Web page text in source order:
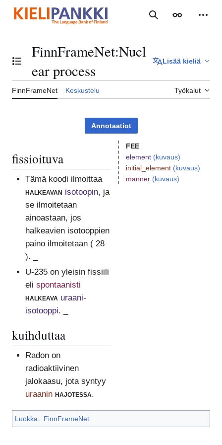
sisältöön
Haku Ulkoasu
Vaihda sisällysluettelo
FinnFrameNet:Nucl
ear process
Lisää kieliä
FinnFrameNet Keskustelu Työkalut
Annotaatiot
fissioituva
Tämä koodi ilmoittaa
halkeavan isotoopin, ja
se ilmoitetaan
ainoastaan, jos
halkeavien isotooppien
paino ilmoitetaan ( 28
). _
U-235 on yleisin fissiili
eli spontaanisti
halkeava uraani-
isotooppi. _
kuihduttaa
Radon on
radioaktiivinen
jalokaasu, jota syntyy
uraanin hajotessa.
FEE
element (kuvaus)
initial_element (kuvaus)
manner (kuvaus)
Luokka: FinnFrameNet